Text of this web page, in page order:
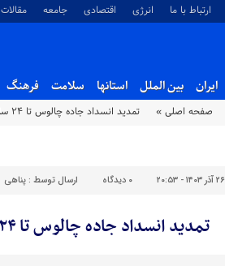
ارتباط با ما انرژی اقتصادی جامعه مقالات
ایران بین الملل استانها سلامت فرهنگ
صفحه اصلی » تمدید انسداد جاده چالوس تا ۲۴ ساعت آینده
۲۶ آذر ۱۴۰۳ - ۲۰:۵۳ ۰ دیدگاه ارسال توسط : پناهی
تمدید انسداد جاده چالوس تا ۲۴ ساعت آینده